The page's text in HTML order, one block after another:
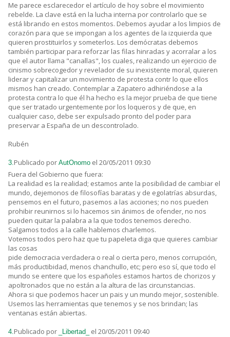
Me parece esclarecedor el artículo de hoy sobre el movimiento
rebelde. La clave está en la lucha interna por controlarlo que se
está librando en estos momentos. Debemos ayudar a los limpios de
corazón para que se impongan a los agentes de la izquierda que
quieren prostituirlos y someterlos. Los demócratas debemos
también participar para reforzar las filas hinradas y acorralar a los
que el autor llama "canallas", los cuales, realizando un ejercicio de
cinismo sobrecogedor y revelador de su inexistente moral, quieren
liderar y capitalizar un movimiento de protesta contr lo que ellos
mismos han creado. Contemplar a Zapatero adhiriéndose a la
protesta contra lo que él ha hecho es la mejor prueba de que tiene
que ser tratado urgentemente por los loqueros y de que, en
cualquier caso, debe ser expulsado pronto del poder para
preservar a España de un descontrolado.
Rubén
3.Publicado por AutOnomo el 20/05/2011 09:30
Fuera del Gobierno que fuera:
La realidad es la realidad; estamos ante la posibilidad de cambiar el
mundo, dejemonos de filosofías baratas y de egolatrías absurdas,
pensemos en el futuro, pasemos a las acciones; no nos pueden
prohibir reunirnos si lo hacemos sin ánimos de ofender, no nos
pueden quitar la palabra a la que todos tenemos derecho.
Salgamos todos a la calle hablemos charlemos.
Votemos todos pero haz que tu papeleta diga que quieres cambiar
las cosas
pide democracia verdadera o real o cierta pero, menos corrupción,
más productibidad, menos chanchullo, etc; pero eso sí, que todo el
mundo se entere que los españoles estamos hartos de chorizos y
apoltronados que no están a la altura de las circunstancias.
Ahora si que podemos hacer un pais y un mundo mejor, sostenible.
Usemos las herramientas que tenemos y se nos brindan; las
ventanas están abiertas.
4.Publicado por _Libertad_
el 20/05/2011 09:40